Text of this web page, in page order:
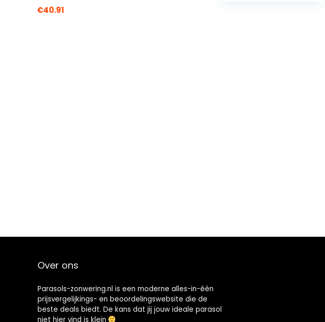
€40.91
Over ons
Parasols-zonwering.nl is een moderne alles-in-één
prijsvergelijkings- en beoordelingswebsite die de
beste deals biedt. De kans dat jij jouw ideale parasol
niet hier vind is klein